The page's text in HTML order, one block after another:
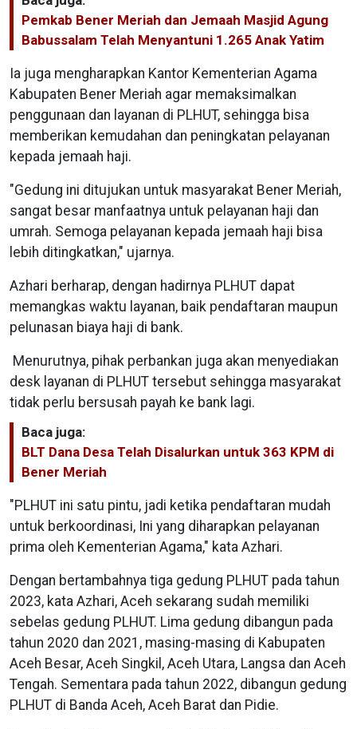
Pemkab Bener Meriah dan Jemaah Masjid Agung
Babussalam Telah Menyantuni 1.265 Anak Yatim
Ia juga mengharapkan Kantor Kementerian Agama
Kabupaten Bener Meriah agar memaksimalkan
penggunaan dan layanan di PLHUT, sehingga bisa
memberikan kemudahan dan peningkatan pelayanan
kepada jemaah haji.
"Gedung ini ditujukan untuk masyarakat Bener Meriah,
sangat besar manfaatnya untuk pelayanan haji dan
umrah. Semoga pelayanan kepada jemaah haji bisa
lebih ditingkatkan," ujarnya.
Azhari berharap, dengan hadirnya PLHUT dapat
memangkas waktu layanan, baik pendaftaran maupun
pelunasan biaya haji di bank.
Menurutnya, pihak perbankan juga akan menyediakan
desk layanan di PLHUT tersebut sehingga masyarakat
tidak perlu bersusah payah ke bank lagi.
Baca juga:
BLT Dana Desa Telah Disalurkan untuk 363 KPM di
Bener Meriah
"PLHUT ini satu pintu, jadi ketika pendaftaran mudah
untuk berkoordinasi, Ini yang diharapkan pelayanan
prima oleh Kementerian Agama," kata Azhari.
Dengan bertambahnya tiga gedung PLHUT pada tahun
2023, kata Azhari, Aceh sekarang sudah memiliki
sebelas gedung PLHUT. Lima gedung dibangun pada
tahun 2020 dan 2021, masing-masing di Kabupaten
Aceh Besar, Aceh Singkil, Aceh Utara, Langsa dan Aceh
Tengah. Sementara pada tahun 2022, dibangun gedung
PLHUT di Banda Aceh, Aceh Barat dan Pidie.